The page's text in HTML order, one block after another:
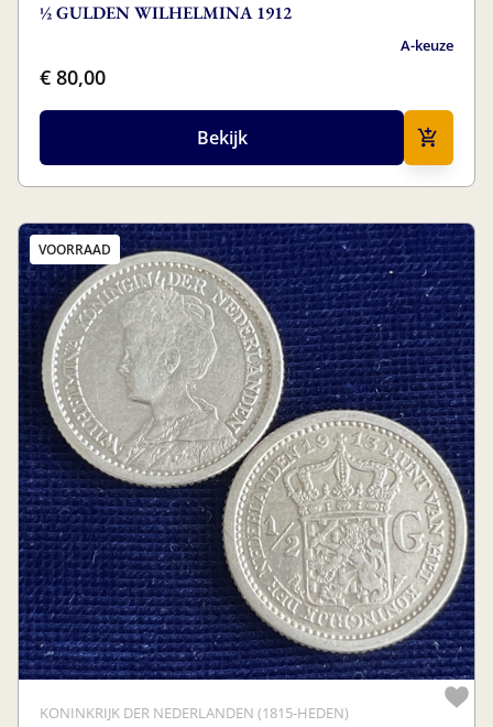
½ GULDEN WILHELMINA 1912
A-keuze
€ 80,00
Bekijk
VOORRAAD
KONINKRIJK DER NEDERLANDEN (1815-HEDEN)